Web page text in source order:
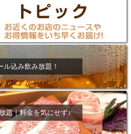
ル込み飲み放題！
題｜料金を気にせず♪